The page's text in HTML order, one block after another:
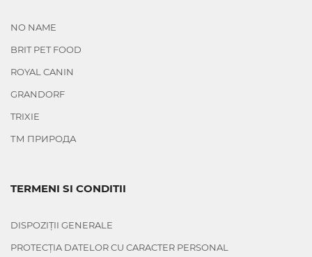
NO NAME
BRIT PET FOOD
ROYAL CANIN
GRANDORF
TRIXIE
ТМ ПРИРОДА
TERMENI SI CONDITII
DISPOZIȚII GENERALE
PROTECȚIA DATELOR CU CARACTER PERSONAL